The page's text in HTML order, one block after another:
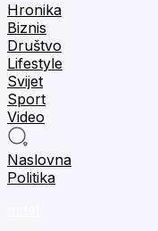
Hronika
Biznis
Društvo
Lifestyle
Svijet
Sport
Video
Naslovna
Politika